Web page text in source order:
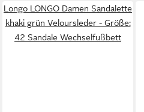
Longo LONGO Damen Sandalette
khaki grün Veloursleder - Größe:
42 Sandale Wechselfußbett